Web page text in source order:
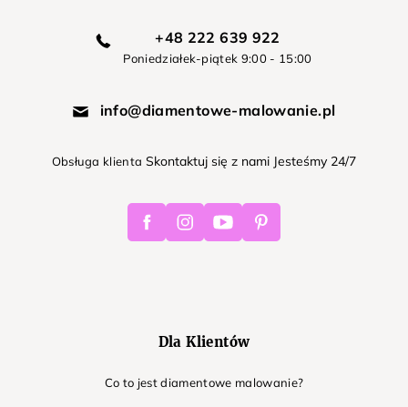
+48 222 639 922
Poniedziałek-piątek 9:00 - 15:00
info@diamentowe-malowanie.pl
Obsługa klienta Skontaktuj się z nami Jesteśmy 24/7
FacebookInstagramYoutube Pinterest
Dla Klientów
Co to jest diamentowe malowanie?